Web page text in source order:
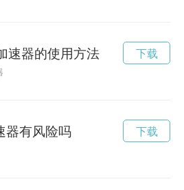
速器的使用方法 下载
器有风险吗 下载